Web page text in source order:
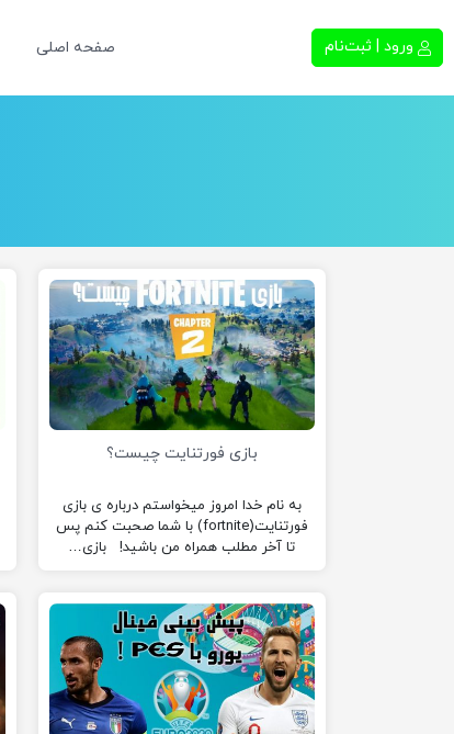
ورود | ثبت‌نام صفحه اصلی
بازی فورتنایت چیست؟
به نام خدا امروز میخواستم درباره ی بازی
فورتنایت(fortnite) با شما صحبت کنم پس
تا آخر مطلب همراه من باشید! بازی…